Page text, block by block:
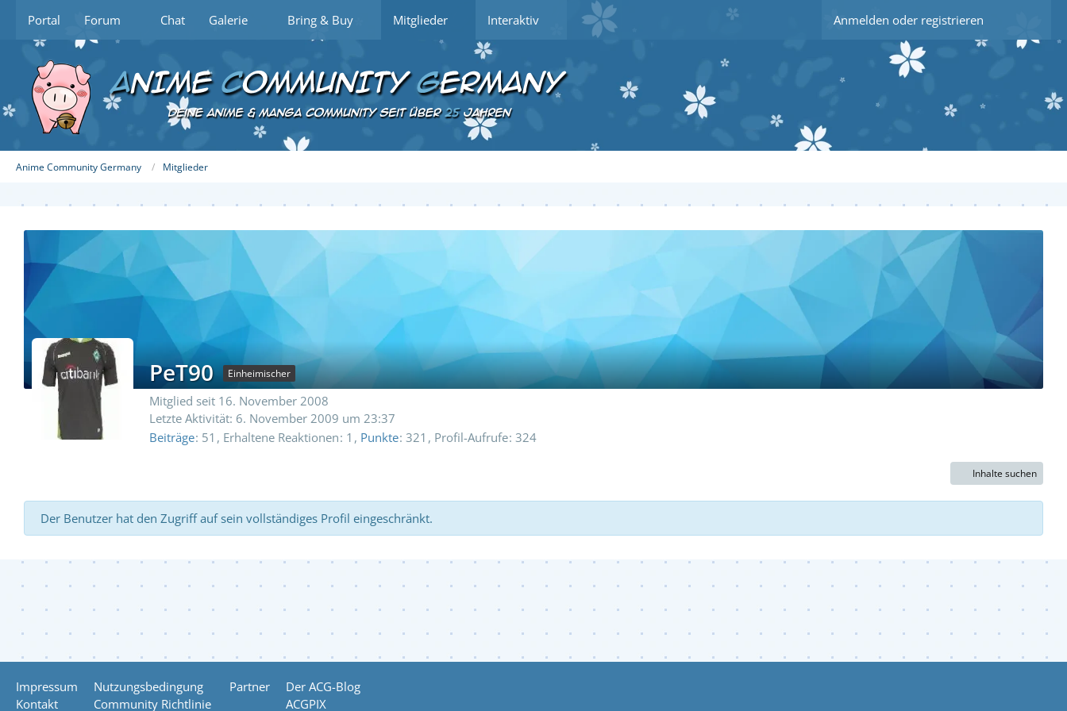
Portal Forum Chat Galerie Bring & Buy Mitglieder Interaktiv Anmelden oder registrieren
Anime Community Germany Mitglieder
PeT90 Einheimischer
Mitglied seit 16. November 2008
Letzte Aktivität: 6. November 2009 um 23:37
Beiträge 51 Erhaltene Reaktionen 1 Punkte 321 Profil-Aufrufe 324
Inhalte suchen
Der Benutzer hat den Zugriff auf sein vollständiges Profil eingeschränkt.
Impressum
Kontakt
Nutzungsbedingung
Community Richtlinie
Partner
Der ACG-Blog
ACGPIX